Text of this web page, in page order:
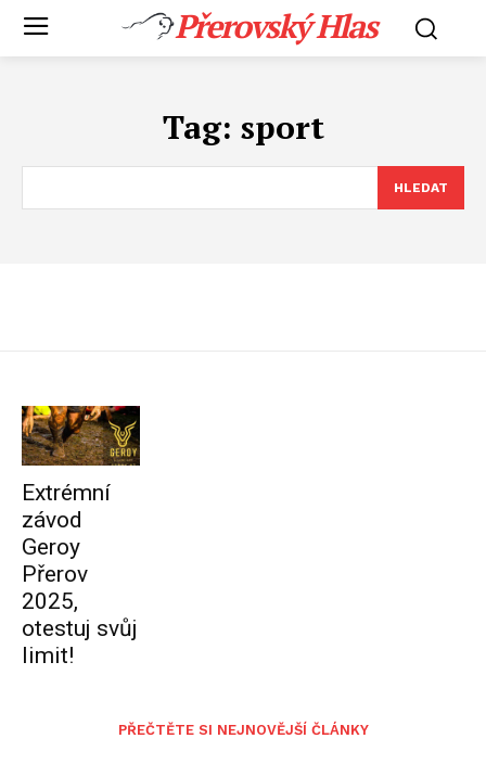
Přerovský Hlas
Tag: sport
HLEDAT
Extrémní
závod
Geroy
Přerov
2025,
otestuj svůj
limit!
PŘEČTĚTE SI NEJNOVĚJŠÍ ČLÁNKY